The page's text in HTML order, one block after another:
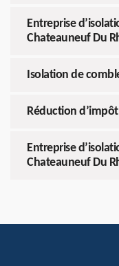
Entreprise
Chateauneuf Du
Isolation de
Réduction
Entreprise
Chateauneuf Du